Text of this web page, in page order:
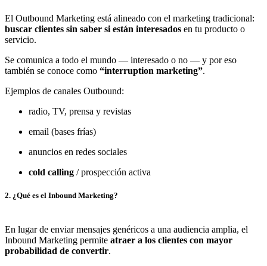
El Outbound Marketing está alineado con el marketing tradicional:
buscar clientes sin saber si están interesados en tu producto o
servicio.
Se comunica a todo el mundo — interesado o no — y por eso
también se conoce como “interruption marketing”.
Ejemplos de canales Outbound:
radio, TV, prensa y revistas
email (bases frías)
anuncios en redes sociales
cold calling / prospección activa
2. ¿Qué es el Inbound Marketing?
En lugar de enviar mensajes genéricos a una audiencia amplia, el
Inbound Marketing permite atraer a los clientes con mayor
probabilidad de convertir.